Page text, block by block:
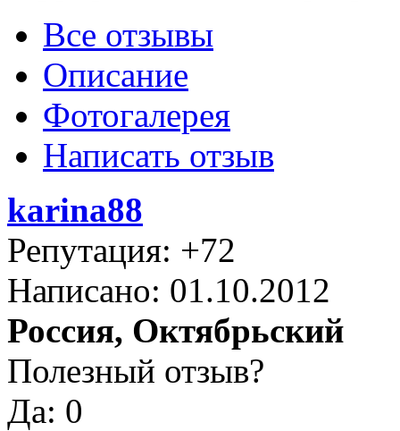
Все отзывы
Описание
Фотогалерея
Написать отзыв
karina88
Репутация: +72
Написано: 01.10.2012
Россия, Октябрьский
Полезный отзыв?
Да: 0